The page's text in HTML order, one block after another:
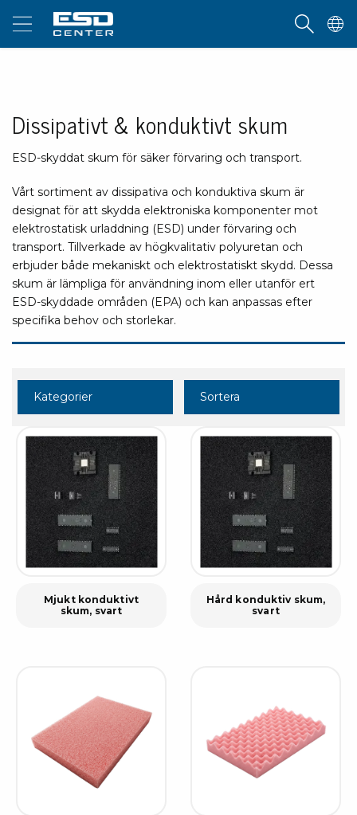
Dissipativt & konduktivt skum
ESD-skyddat skum för säker förvaring och transport.
Vårt sortiment av dissipativa och konduktiva skum är
designat för att skydda elektroniska komponenter mot
elektrostatisk urladdning (ESD) under förvaring och
transport. Tillverkade av högkvalitativ polyuretan och
erbjuder både mekaniskt och elektrostatiskt skydd. Dessa
skum är lämpliga för användning inom eller utanför ert
ESD-skyddade områden (EPA) och kan anpassas efter
specifika behov och storlekar.
Kategorier Sortera
Mjukt konduktivt
skum, svart
Hård konduktiv skum,
svart